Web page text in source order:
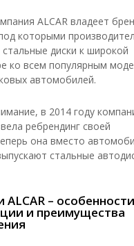
ALCAR владеет
которыми
диски к широкой
ко всем популярным
автомобилей.
в 2014 году
ребрендинг своей
она вместо
стальные
ALCAR – особенности
и преимущества